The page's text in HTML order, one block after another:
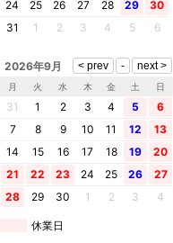
24
25 26 27 28 29
30
31
1 2 3 4 5 6
2026年9月
月 火 水 木 金 土 日
31 1 2 3 4 5
6
7
8 9 10 11 12
13
14
15 16 17 18 19
20
21
22 23 24 25 26
27
28
29 30 1 2 3 4
休業日